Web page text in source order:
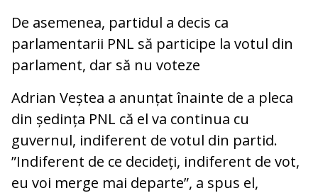
De asemenea, partidul a decis ca
parlamentarii PNL să participe la votul din
parlament, dar să nu voteze
Adrian Veștea a anunțat înainte de a pleca
din ședința PNL că el va continua cu
guvernul, indiferent de votul din partid.
”Indiferent de ce decideți, indiferent de vot,
eu voi merge mai departe”, a spus el,